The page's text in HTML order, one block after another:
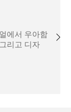
에서 우아함
리고 디자